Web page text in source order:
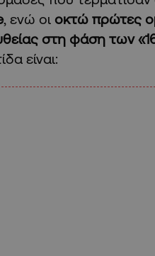
, ενώ οι οκτώ πρώτες
στη φάση των
είναι: